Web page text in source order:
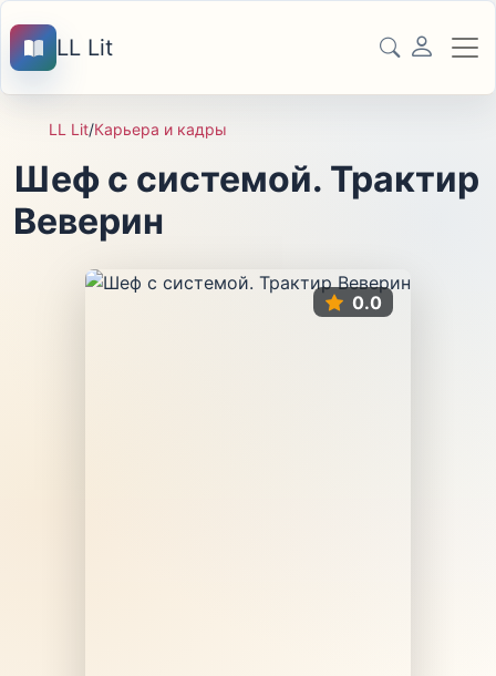
LL Lit
LL Lit/Карьера и кадры
Шеф с системой. Трактир
Веверин
0.0